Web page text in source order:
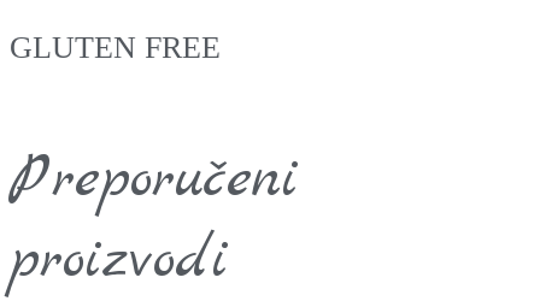
GLUTEN FREE
Preporučeni
proizvodi